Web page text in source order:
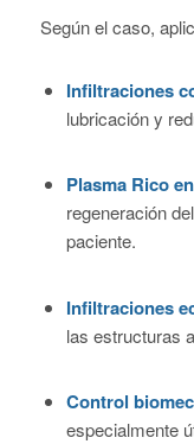
Según el caso,
Infiltraciones
lubricación y
Plasma Rico
regeneración
paciente.
Infiltraciones
las estructuras
Control
especialmente